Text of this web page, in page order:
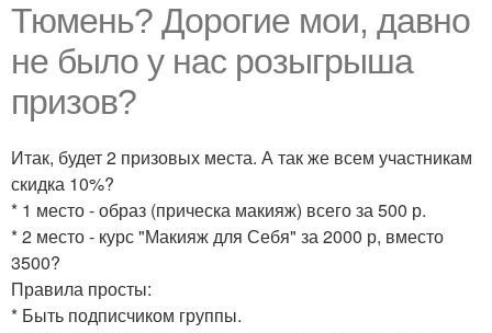
Тюмень? Дорогие мои, давно
не было у нас розыгрыша
призов?
Итак, будет 2 призовых места. А так же всем участникам
скидка 10%?
* 1 место - образ (прическа макияж) всего за 500 р.
* 2 место - курс "Макияж для Себя" за 2000 р, вместо
3500?
Правила просты:
* Быть подписчиком группы.